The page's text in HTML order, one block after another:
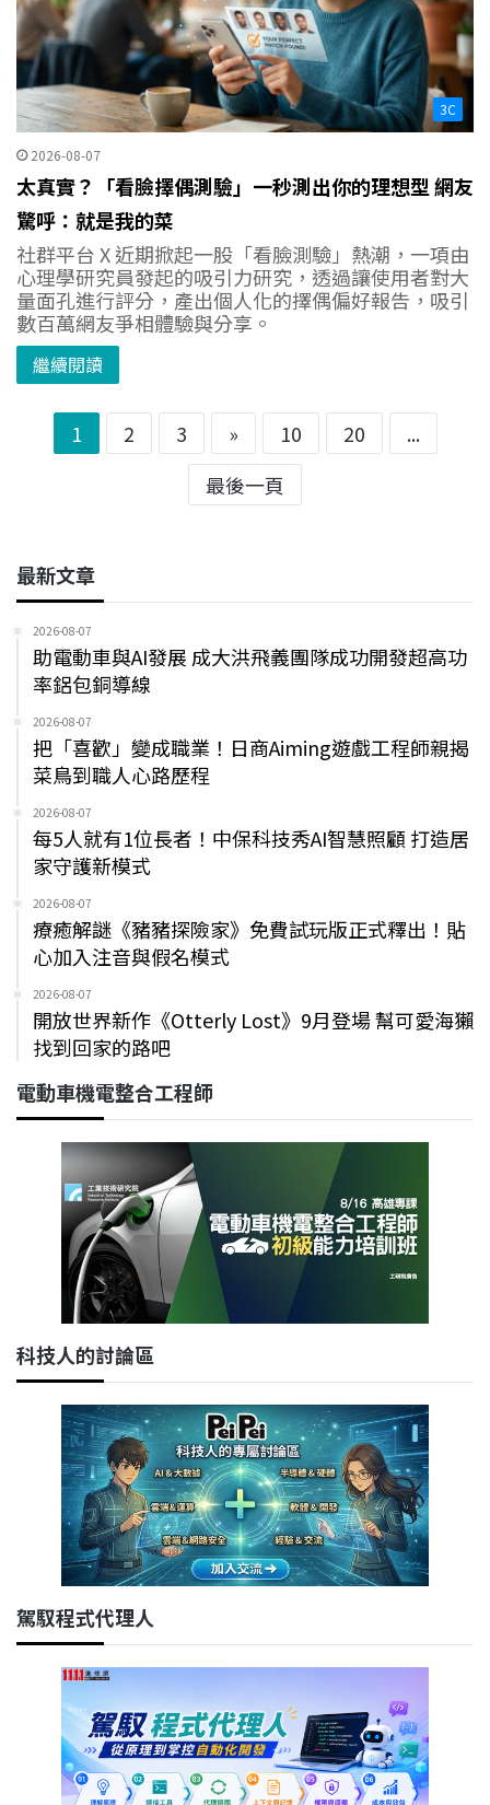
3C
2026-08-07
太真實？「看臉擇偶測驗」一秒測出你的理想型 網友
驚呼：就是我的菜
社群平台 X 近期掀起一股「看臉測驗」熱潮，一項由
心理學研究員發起的吸引力研究，透過讓使用者對大
量面孔進行評分，產出個人化的擇偶偏好報告，吸引
數百萬網友爭相體驗與分享。
繼續閱讀
1 2 3 » 10 20
...
最後一頁
最新文章
2026-08-07
助電動車與AI發展 成大洪飛義團隊成功開發超高功
率鋁包銅導線
2026-08-07
把「喜歡」變成職業！日商Aiming遊戲工程師親揭
菜鳥到職人心路歷程
2026-08-07
每5人就有1位長者！中保科技秀AI智慧照顧 打造居
家守護新模式
2026-08-07
療癒解謎《豬豬探險家》免費試玩版正式釋出！貼
心加入注音與假名模式
2026-08-07
開放世界新作《Otterly Lost》9月登場 幫可愛海獺
找到回家的路吧
電動車機電整合工程師
科技人的討論區
駕馭程式代理人